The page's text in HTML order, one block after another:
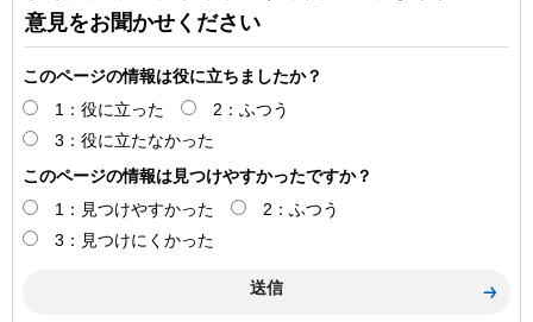
意見をお聞かせください
このページの情報は役に立ちましたか？
1：役に立った
2：ふつう
3：役に立たなかった
このページの情報は見つけやすかったですか？
1：見つけやすかった
2：ふつう
3：見つけにくかった